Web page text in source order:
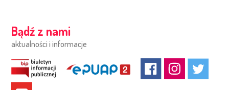
Bądź z nami
aktualności i informacje